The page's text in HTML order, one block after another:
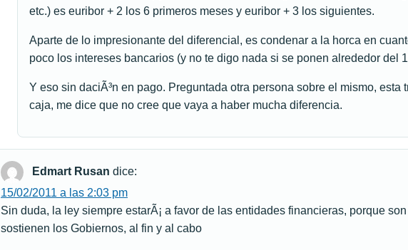
etc.) es euribor + 2 los 6 primeros meses y euribor + 3 los siguientes.
Aparte de lo impresionante del diferencial, es condenar a la horca en
poco los intereses bancarios (y no te digo nada si se ponen alrededor del
Y eso sin daciÃ³n en pago. Preguntada otra persona sobre el mismo, esta
caja, me dice que no cree que vaya a haber mucha diferencia.
Edmart Rusan dice:
15/02/2011 a las 2:03 pm
Sin duda, la ley siempre estarÃ¡ a favor de las entidades financieras, porque
sostienen los Gobiernos, al fin y al cabo